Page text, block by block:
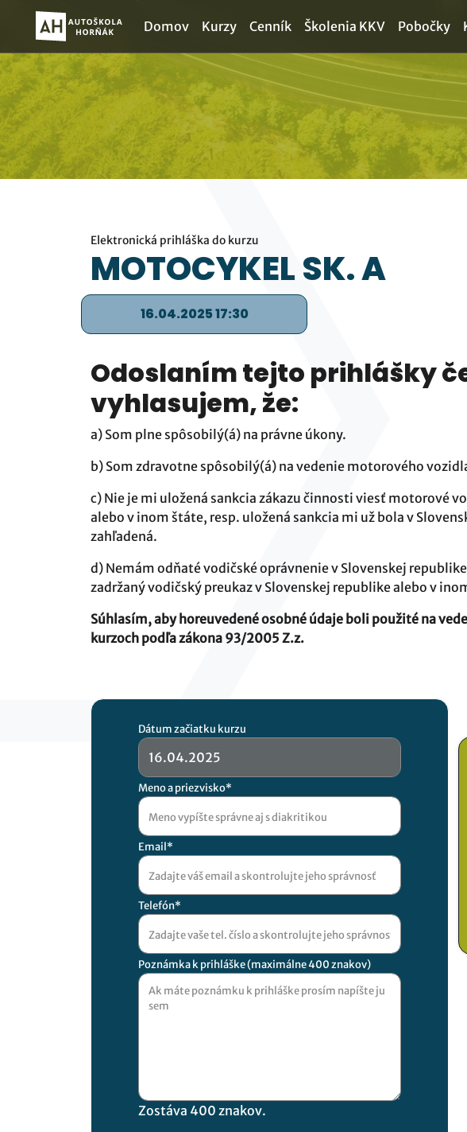
Domov Kurzy Cenník Školenia KKV Pobočky
Elektronická prihláška do kurzu
MOTOCYKEL SK. A
16.04.2025 17:30
Odoslaní­m tejto prihlášky
vyhlasujem, že:
a) Som plne spôsobilý(á) na právne úkony.
b) Som zdravotne spôsobilý(á) na vedenie motorového
c) Nie je mi uložená sankcia zákazu činnosti viesť motorové
alebo v inom štáte, resp. uložená sankcia mi už bola v
zahľadená.
d) Nemám odňaté vodičské oprávnenie v Slovenskej
zadržaný vodičský preukaz v Slovenskej republike alebo v
Súhlasím, aby horeuvedené osobné údaje boli použité na
kurzoch podľa zákona 93/2005 Z.z.
Dátum začiatku kurzu
Meno a priezvisko*
Email*
Telefón*
Poznámka k prihláške (maximálne 400 znakov)
Zostáva 400 znakov.